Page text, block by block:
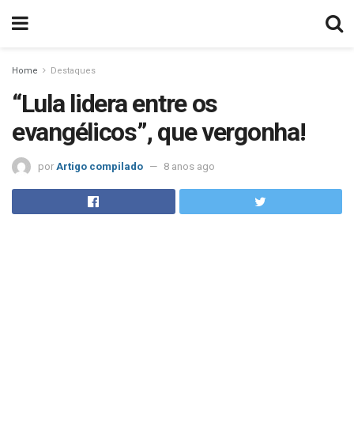
Home Destaques
“Lula lidera entre os
evangélicos”, que vergonha!
por Artigo compilado 8 anos ago